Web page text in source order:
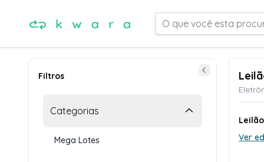
O que você esta
Filtros
Categorias
Mega Lotes
Ver